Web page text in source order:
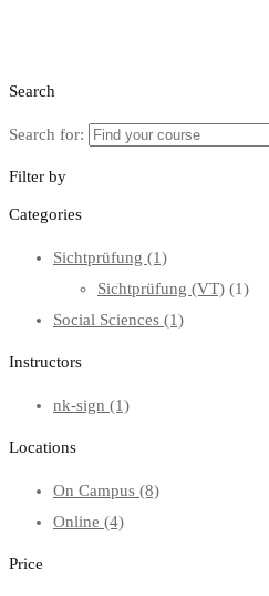
Search
Search for:
Filter by
Categories
Sichtprüfung (1)
Sichtprüfung (VT) (1)
Social Sciences (1)
Instructors
nk-sign (1)
Locations
On Campus (8)
Online (4)
Price